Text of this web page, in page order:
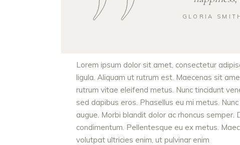
GLORIA
Lorem ipsum dolor sit amet, consectetur
ligula. Aliquam ut rutrum est. Maecenas sit
rutrum vitae eleifend metus. Nunc tincidunt
sed dapibus eros. Phasellus eu mi metus.
augue. Morbi blandit dolor ac rhoncus semper.
condimentum. Pellentesque eu ex metus.
volutpat ultricies enim, ut pulvinar enim